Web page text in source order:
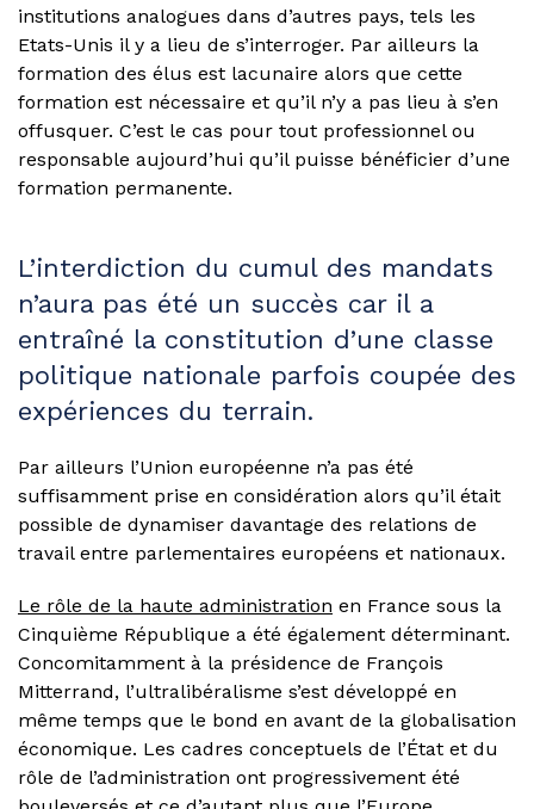
institutions analogues dans d’autres pays, tels les
Etats-Unis il y a lieu de s’interroger. Par ailleurs la
formation des élus est lacunaire alors que cette
formation est nécessaire et qu’il n’y a pas lieu à s’en
offusquer. C’est le cas pour tout professionnel ou
responsable aujourd’hui qu’il puisse bénéficier d’une
formation permanente.
L’interdiction du cumul des mandats
n’aura pas été un succès car il a
entraîné la constitution d’une classe
politique nationale parfois coupée des
expériences du terrain.
Par ailleurs l’Union européenne n’a pas été
suffisamment prise en considération alors qu’il était
possible de dynamiser davantage des relations de
travail entre parlementaires européens et nationaux.
Le rôle de la haute administration en France sous la
Cinquième République a été également déterminant.
Concomitamment à la présidence de François
Mitterrand, l’ultralibéralisme s’est développé en
même temps que le bond en avant de la globalisation
économique. Les cadres conceptuels de l’État et du
rôle de l’administration ont progressivement été